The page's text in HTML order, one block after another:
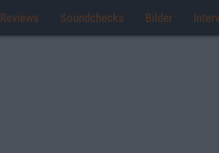
Reviews Soundchecks Bilder